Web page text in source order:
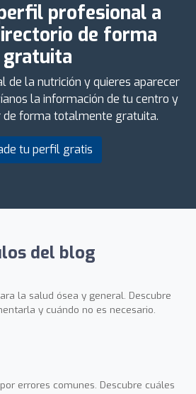
profesional a
de forma
gratuita
de la nutrición y quieres aparecer
la información de tu centro y
de forma totalmente gratuita.
tu perfil gratis
del blog
la salud ósea y general. Descubre
y cuándo no es necesario.
errores comunes. Descubre cuáles